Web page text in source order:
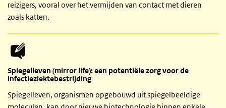
reizigers, vooral over het vermijden van contact met dieren
zoals katten.
Spiegelleven (mirror life): een potentiële zorg voor de
infectieziektebestrijding
Spiegelleven, organismen opgebouwd uit spiegelbeeldige